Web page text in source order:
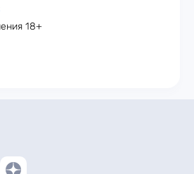
18+